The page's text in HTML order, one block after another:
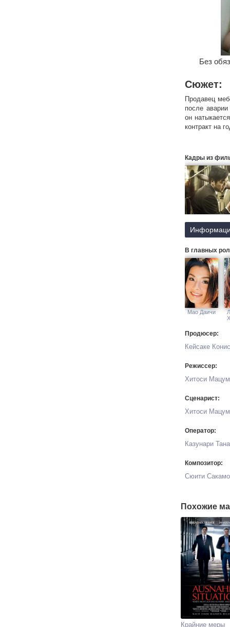
Без
Сюжет:
Продавец
после
он
контракт на
Кадры из
В главных
Мао Даичи
Продюсер:
Кейсаке
Режиссер:
Хитоси
Сценарист:
Хитоси
Оператор:
Казунари
Композитор:
Сюити
Похожие
Крайние меры